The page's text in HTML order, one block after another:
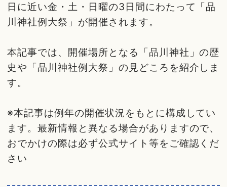
日に近い金・土・日曜の3日間にわたって「品
川神社例大祭」が開催されます。
本記事では、開催場所となる「品川神社」の歴
史や「品川神社例大祭」の見どころを紹介しま
す。
※本記事は例年の開催状況をもとに構成してい
ます。最新情報と異なる場合がありますので、
おでかけの際は必ず公式サイト等をご確認くだ
さい